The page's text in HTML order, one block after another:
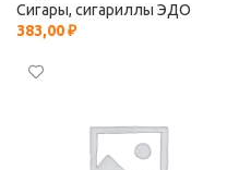
Сигары, сигариллы ЭДО
383,00₽